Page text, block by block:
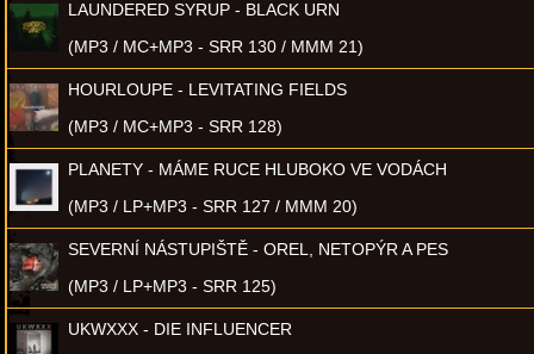
LAUNDERED SYRUP - BLACK URN
(MP3 / MC+MP3 - SRR 130 / MMM 21)
HOURLOUPE - LEVITATING FIELDS
(MP3 / MC+MP3 - SRR 128)
PLANETY - MÁME RUCE HLUBOKO VE VODÁCH
(MP3 / LP+MP3 - SRR 127 / MMM 20)
SEVERNÍ NÁSTUPIŠTĚ - OREL, NETOPÝR A PES
(MP3 / LP+MP3 - SRR 125)
UKWXXX - DIE INFLUENCER